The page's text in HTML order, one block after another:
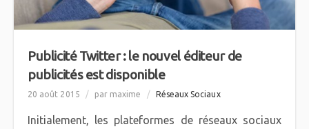
Publicité Twitter : le nouvel éditeur de
publicités est disponible
20 août 2015 / par maxime / Réseaux Sociaux
Initialement, les plateformes de réseaux sociaux